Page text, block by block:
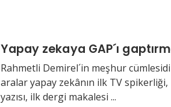
Yapay zekaya GAP´ı
Rahmetli Demirel´in meşhur
aralar yapay zekânın ilk TV
yazısı, ilk dergi makalesi ...